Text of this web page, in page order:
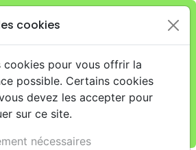
commande au 4, rue Audubon
de Lyon), Parisclose
ligne est limitée au retrait en
domicile, veuillez passer vos
boutique La Maison de la Bible
cookies
cookies pour vous offrir la
possible. Certains cookies
devez les accepter pour
sur ce site.
nécessaires